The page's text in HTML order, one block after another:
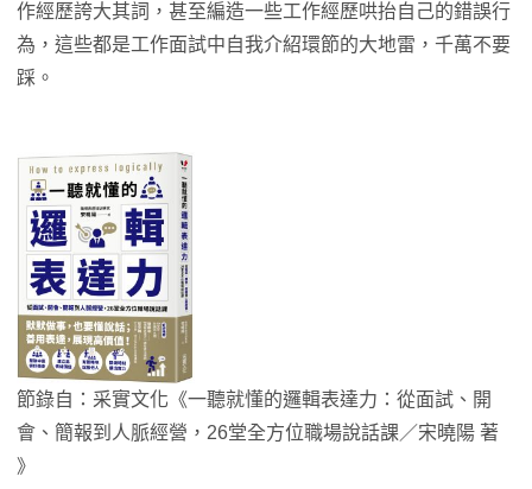
作經歷誇大其詞，甚至編造一些工作經歷哄抬自己的錯誤行
為，這些都是工作面試中自我介紹環節的大地雷，千萬不要
踩。
節錄自：采實文化《一聽就懂的邏輯表達力：從面試、開
會、簡報到人脈經營，26堂全方位職場說話課／宋曉陽 著
》